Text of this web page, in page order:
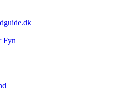
Fyn